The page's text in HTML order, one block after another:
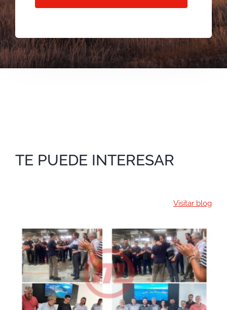
TE PUEDE INTERESAR
Visitar blog
Homenaje a Gabriel Fraucas
por sus 25 años en Mecesa 🎉